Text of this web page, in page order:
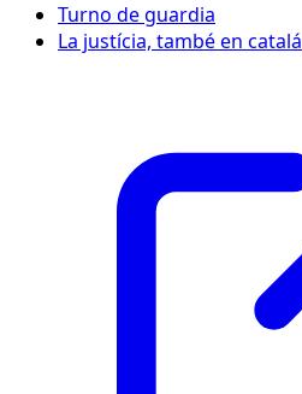
Turno de guardia
La justícia, també en catalá